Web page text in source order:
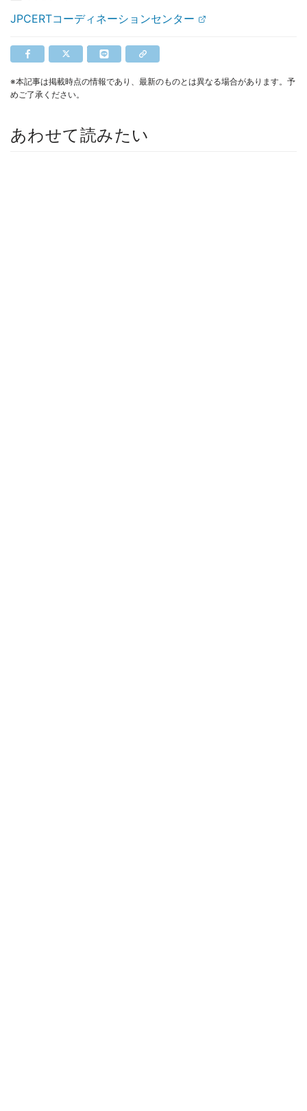
JPCERTコーディネーションセンター
※本記事は掲載時点の情報であり、最新のものとは異なる場合があります。予
めご了承ください。
あわせて読みたい